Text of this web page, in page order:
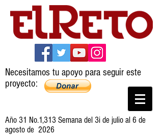
Necesitamos tu apoyo para seguir este
proyecto:
Año 31 No.1,313 Semana del 3i de julio al 6 de
agosto de 2026